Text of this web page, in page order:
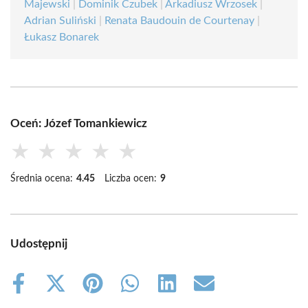
Majewski Dominik Czubek Arkadiusz Wrzosek
Adrian Suliński
Renata Baudouin de Courtenay
Łukasz Bonarek
Oceń: Józef Tomankiewicz
★ ★ ★ ★ ★
Średnia ocena: 4.45 Liczba ocen: 9
Udostępnij
Share
Share
Share
Share
Share
Share